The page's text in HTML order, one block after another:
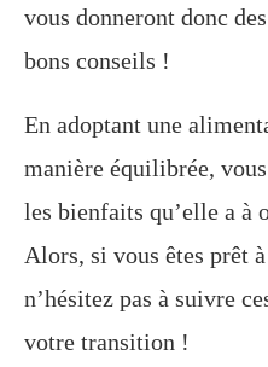
vous donneront donc
bons conseils !
En adoptant une
manière équilibrée,
les bienfaits qu’elle a à
Alors, si vous êtes prêt
n’hésitez pas à suivre
votre transition !